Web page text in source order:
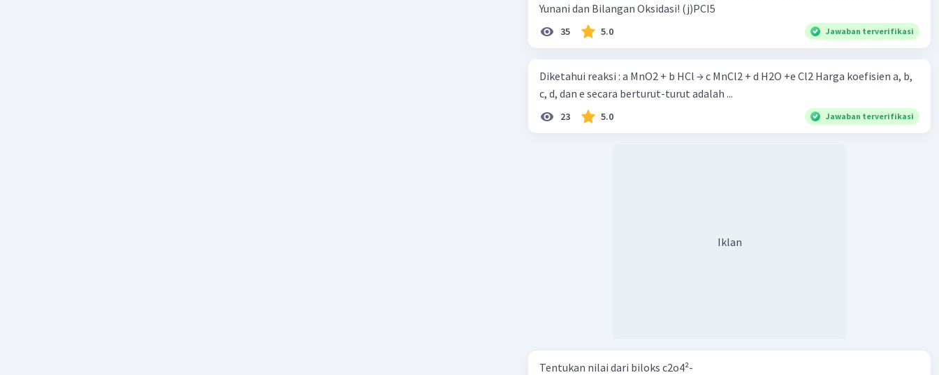
Yunani dan Bilangan Oksidasi! (j)PCI5
35 5.0 Jawaban terverifikasi
Diketahui reaksi : a MnO2 + b HCl → c MnCl2 + d H2O +e Cl2 Harga koefisien a, b,
c, d, dan e secara berturut-turut adalah ...
23 5.0 Jawaban terverifikasi
Iklan
Tentukan nilai dari biloks c2o4²-